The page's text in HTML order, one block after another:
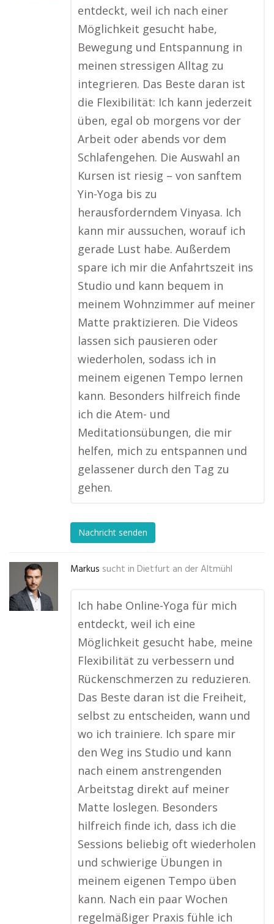
entdeckt, weil ich nach einer
Möglichkeit gesucht habe,
Bewegung und Entspannung in
meinen stressigen Alltag zu
integrieren. Das Beste daran ist
die Flexibilität: Ich kann jederzeit
üben, egal ob morgens vor der
Arbeit oder abends vor dem
Schlafengehen. Die Auswahl an
Kursen ist riesig – von sanftem
Yin-Yoga bis zu
herausforderndem Vinyasa. Ich
kann mir aussuchen, worauf ich
gerade Lust habe. Außerdem
spare ich mir die Anfahrtszeit ins
Studio und kann bequem in
meinem Wohnzimmer auf meiner
Matte praktizieren. Die Videos
lassen sich pausieren oder
wiederholen, sodass ich in
meinem eigenen Tempo lernen
kann. Besonders hilfreich finde
ich die Atem- und
Meditationsübungen, die mir
helfen, mich zu entspannen und
gelassener durch den Tag zu
gehen.
Nachricht senden
Markus sucht in Dietfurt an der Altmühl
Ich habe Online-Yoga für mich
entdeckt, weil ich eine
Möglichkeit gesucht habe, meine
Flexibilität zu verbessern und
Rückenschmerzen zu reduzieren.
Das Beste daran ist die Freiheit,
selbst zu entscheiden, wann und
wo ich trainiere. Ich spare mir
den Weg ins Studio und kann
nach einem anstrengenden
Arbeitstag direkt auf meiner
Matte loslegen. Besonders
hilfreich finde ich, dass ich die
Sessions beliebig oft wiederholen
und schwierige Übungen in
meinem eigenen Tempo üben
kann. Nach ein paar Wochen
regelmäßiger Praxis fühle ich